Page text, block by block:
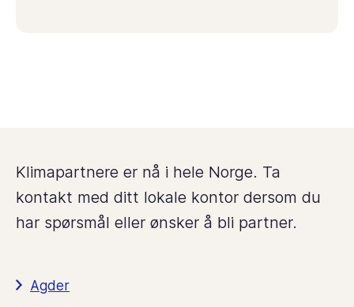
Klimapartnere er nå i hele Norge. Ta
kontakt med ditt lokale kontor dersom du
har spørsmål eller ønsker å bli partner.
Agder